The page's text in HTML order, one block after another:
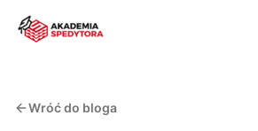
Wróć do bloga